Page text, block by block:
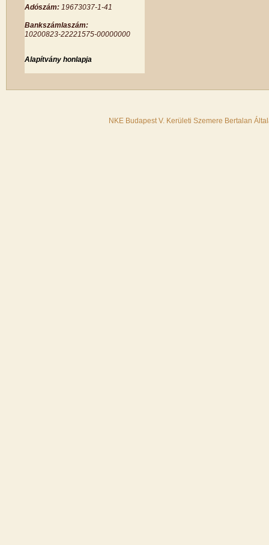
Adószám: 19673037-1-41
Bankszámlaszám:
10200823-22221575-00000000
Alapítvány honlapja
NKE Budapest V. Kerületi Szemere Bertalan